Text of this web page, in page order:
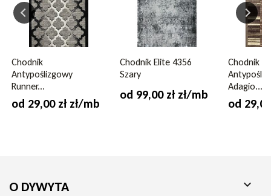
Waga runa 1300 g/m2
Możliwość zwrotu nie
Ogrzewanie podłogowe tak
Wysokość runa 5 mm
Chodnik
Antypoślizgowy
Runner...
od 29,00 zł zł/mb
Chodnik Elite 4356
Szary
od 99,00 zł zł/mb
Chodnik
Adagio...
od
O DYWYTA 